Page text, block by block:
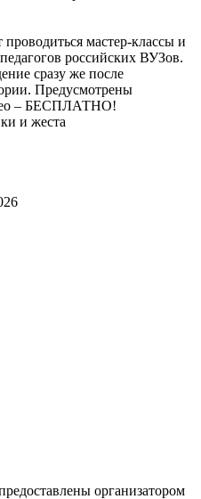
проводиться мастер-классы и
российских ВУЗов.
сразу же после
Предусмотрены
– БЕСПЛАТНО!
и жеста
организатором